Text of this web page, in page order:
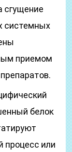
сгущение
системных
приемом
белок
процесс или